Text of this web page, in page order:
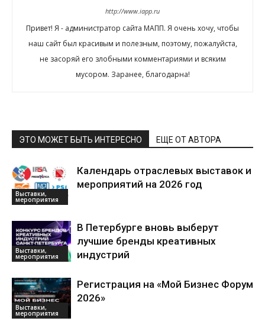
http://www.iapp.ru
Привет! Я - администратор сайта МАПП. Я очень хочу, чтобы
наш сайт был красивым и полезным, поэтому, пожалуйста,
не засоряй его злобными комментариями и всяким
мусором. Заранее, благодарна!
ЭТО МОЖЕТ БЫТЬ ИНТЕРЕСНО ЕЩЕ ОТ АВТОРА
Выставки,
мероприятия
Календарь отраслевых выставок и
мероприятий на 2026 год
Выставки,
мероприятия
В Петербурге вновь выберут
лучшие бренды креативных
индустрий
Выставки,
мероприятия
Регистрация на «Мой Бизнес Форум
2026»